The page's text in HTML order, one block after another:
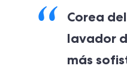
Corea
lavador
más